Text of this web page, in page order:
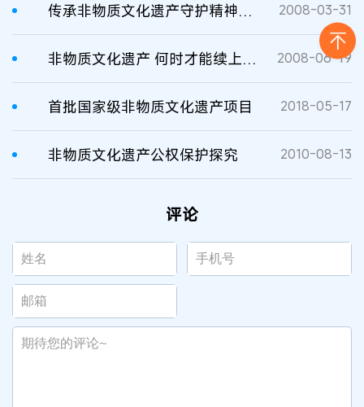
传承非物质文化遗产守护精神家园 2008-03-31
非物质文化遗产 何时才能续上香火? 2008-06-19
首批国家级非物质文化遗产项目 2018-05-17
非物质文化遗产公权保护探究 2010-08-13
评论